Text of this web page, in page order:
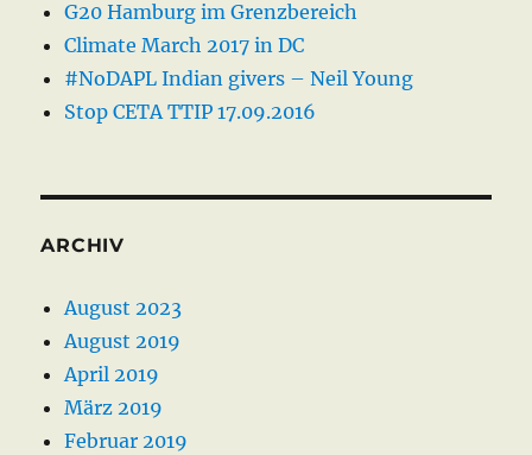
G20 Hamburg im Grenzbereich
Climate March 2017 in DC
#NoDAPL Indian givers – Neil Young
Stop CETA TTIP 17.09.2016
ARCHIV
August 2023
August 2019
April 2019
März 2019
Februar 2019